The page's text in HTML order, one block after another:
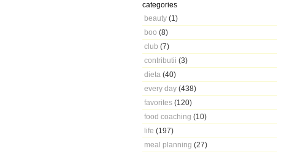
categories
beauty (1)
boo (8)
club (7)
contributii (3)
dieta (40)
every day (438)
favorites (120)
food coaching (10)
life (197)
meal planning (27)